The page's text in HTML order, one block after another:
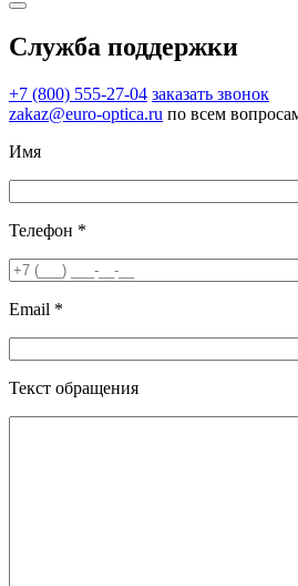
Служба поддержки
+7 (800) 555-27-04 заказать звонок
zakaz@euro-optica.ru по всем
Имя
Телефон *
Email *
Текст обращения